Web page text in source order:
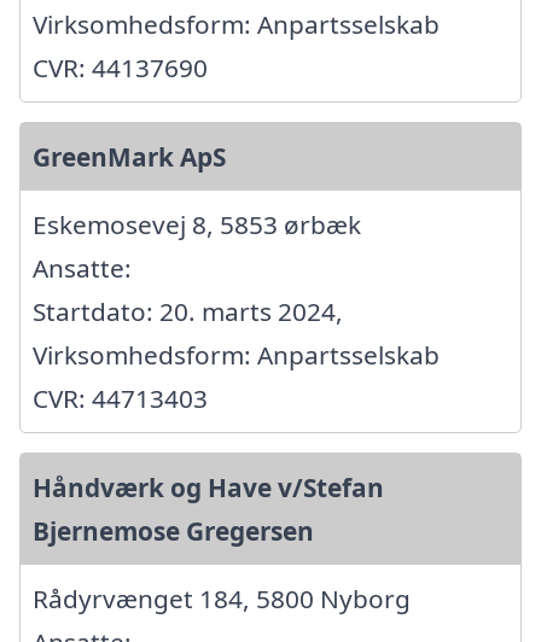
Virksomhedsform: Anpartsselskab
CVR: 44137690
GreenMark ApS
Eskemosevej 8, 5853 ørbæk
Ansatte:
Startdato: 20. marts 2024,
Virksomhedsform: Anpartsselskab
CVR: 44713403
Håndværk og Have v/Stefan
Bjernemose Gregersen
Rådyrvænget 184, 5800 Nyborg